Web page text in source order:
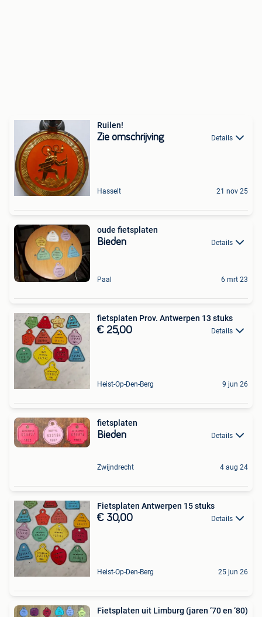
Ruilen!
Zie omschrijving Details
Hasselt 21 nov 25
oude fietsplaten
Bieden Details
Paal 6 mrt 23
fietsplaten Prov. Antwerpen 13 stuks
€ 25,00 Details
Heist-Op-Den-Berg 9 jun 26
fietsplaten
Bieden Details
Zwijndrecht 4 aug 24
Fietsplaten Antwerpen 15 stuks
€ 30,00 Details
Heist-Op-Den-Berg 25 jun 26
Fietsplaten uit Limburg (jaren ‘70 en ‘80)